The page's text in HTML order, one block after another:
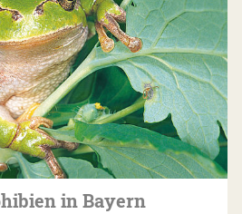
in Bayern